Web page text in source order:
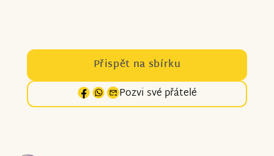
Přispět na sbírku
Pozvi své přátelé